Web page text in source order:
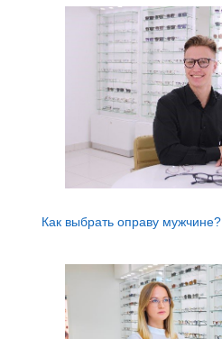
Как выбрать оправу мужчине?